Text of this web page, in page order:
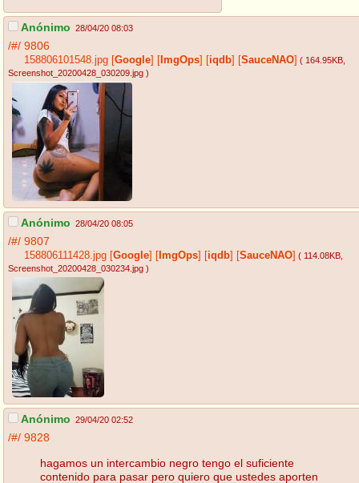
Anónimo 28/04/20 08:03
/#/ 9806
158806101548.jpg Google ImgOps iqdb SauceNAO ( 164.95KB
Screenshot_20200428_030209.jpg )
Anónimo 28/04/20 08:05
/#/ 9807
158806111428.jpg Google ImgOps iqdb SauceNAO ( 114.08KB
Screenshot_20200428_030234.jpg )
Anónimo 29/04/20 02:52
/#/ 9828
hagamos un intercambio negro tengo el suficiente
contenido para pasar pero quiero que ustedes aporten